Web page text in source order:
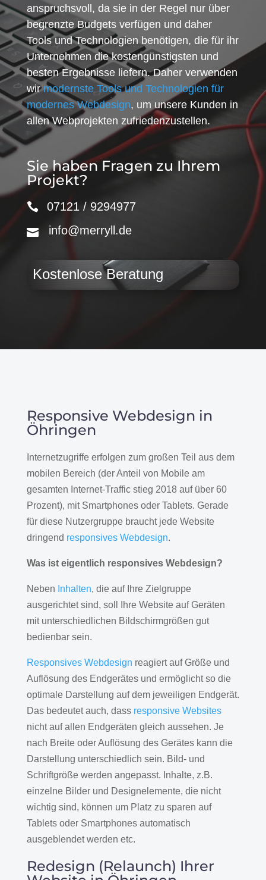
anspruchsvoll, da sie in der Regel nur über
begrenzte Budgets verfügen und daher
Tools und Technologien benötigen, die für ihr
Unternehmen die kostengünstigsten und
besten Ergebnisse liefern. Daher verwenden
wirmodernste Tools und Technologien für
modernes Webdesign, um unsere Kunden in
allen Webprojekten zufriedenzustellen.
Sie haben Fragen zu Ihrem
Projekt?
07121 / 9294977
info@merryll.de
Kostenlose Beratung
Responsive Webdesign in
Öhringen
Internetzugriffe erfolgen zum großen Teil aus dem
mobilen Bereich (der Anteil von Mobile am
gesamten Internet-Traffic stieg 2018 auf über 60
Prozent), mit Smartphones oder Tablets. Gerade
für diese Nutzergruppe braucht jede Website
dringend responsives Webdesign.
Was ist eigentlich responsives Webdesign?
Neben Inhalten, die auf Ihre Zielgruppe
ausgerichtet sind, soll Ihre Website auf Geräten
mit unterschiedlichen Bildschirmgrößen gut
bedienbar sein.
Responsives Webdesign reagiert auf Größe und
Auflösung des Endgerätes und ermöglicht so die
optimale Darstellung auf dem jeweiligen Endgerät.
Das bedeutet auch, dass responsive Websites
nicht auf allen Endgeräten gleich aussehen. Je
nach Breite oder Auflösung des Gerätes kann die
Darstellung unterschiedlich sein. Bild- und
Schriftgröße werden angepasst. Inhalte, z.B.
einzelne Bilder und Designelemente, die nicht
wichtig sind, können um Platz zu sparen auf
Tablets oder Smartphones automatisch
ausgeblendet werden etc.
Redesign (Relaunch) Ihrer